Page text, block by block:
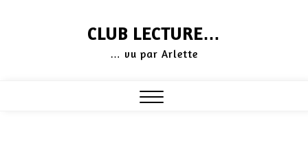
CLUB LECTURE…
… vu par Arlette